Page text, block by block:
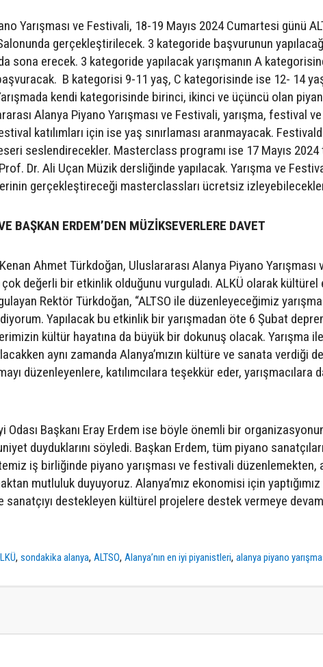
Yarışması ve Festivali, 18-19 Mayıs 2024 Cumartesi günü
gerçekleştirilecek. 3 kategoride başvurunun
sona erecek. 3 kategoride yapılacak yarışmanın A
B kategorisi 9-11 yaş, C kategorisinde ise 12- 14
kendi kategorisinde birinci, ikinci ve üçüncü olan
Alanya Piyano Yarışması ve Festivali, yarışma, festival
katılımları için ise yaş sınırlaması aranmayacak.
seslendirecekler. Masterclass programı ise 17 Mayıs
Dr. Ali Uçan Müzik dersliğinde yapılacak. Yarışma ve
gerçekleştireceği masterclassları ücretsiz
BAŞKAN ERDEM’DEN MÜZİKSEVERLERE DAVET
Ahmet Türkdoğan, Uluslararası Alanya Piyano Yarışması
değerli bir etkinlik olduğunu vurguladı. ALKÜ olarak
Rektör Türkdoğan, “ALTSO ile düzenleyeceğimiz
Yapılacak bu etkinlik bir yarışmadan öte 6 Şubat
kültür hayatına da büyük bir dokunuş olacak. Yarışma
aynı zamanda Alanya’mızın kültüre ve sanata verdiği
düzenleyenlere, katılımcılara teşekkür eder, yarışmacılara
Odası Başkanı Eray Erdem ise böyle önemli bir
duyduklarını söyledi. Başkan Erdem, tüm piyano
iş birliğinde piyano yarışması ve festivali düzenlemekten,
mutluluk duyuyoruz. Alanya’mız ekonomisi için yaptığımız
sanatçıyı destekleyen kültürel projelere destek vermeye
,sondakika alanya,ALTSO,Alanya’nın en iyi piyanistleri,alanya piyano